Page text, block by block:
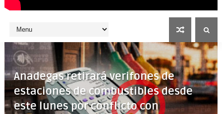
Anadegas retirará verifones de
estaciones de combustibles desde
este lunes por conflicto con